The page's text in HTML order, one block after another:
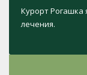
Курорт Рогашка
лечения.